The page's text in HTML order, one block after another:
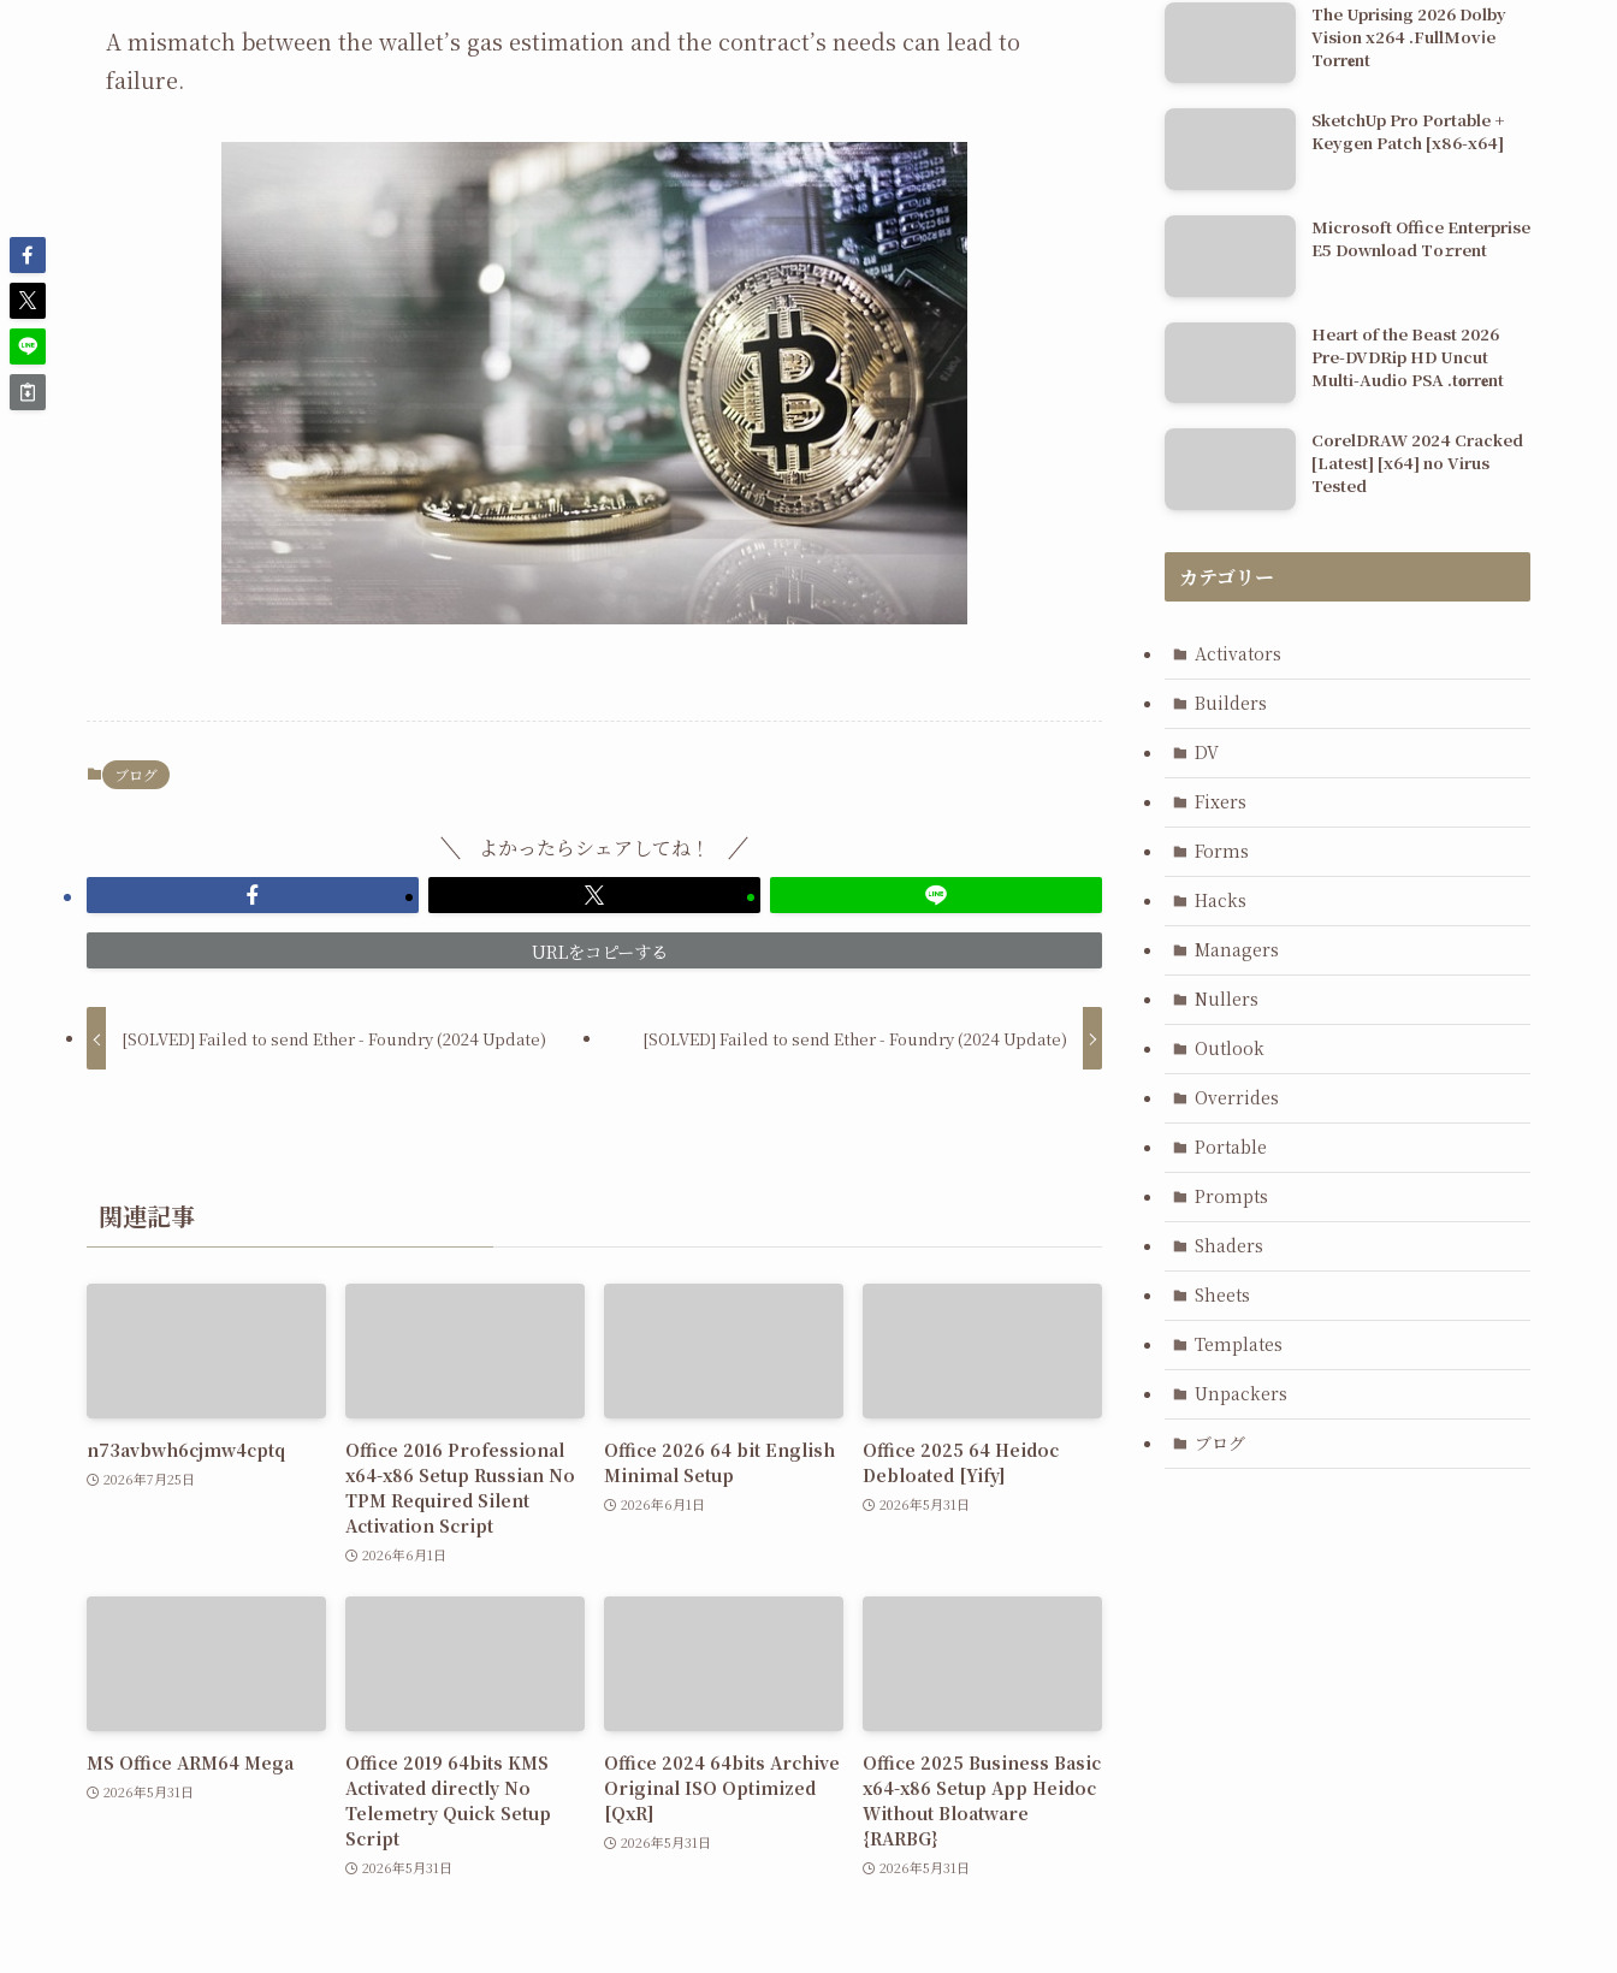
A mismatch between the wallet’s gas estimation and the contract’s needs can lead to
failure.
ブログ
よかったらシェアしてね！
URLをコピーする
[SOLVED] Failed to send Ether - Foundry (2024 Update) [SOLVED] Failed to send Ether - Foundry (2024 Update)
関連記事
n73avbwh6cjmw4cptq
2026年7月25日
Office 2016 Professional
x64-x86 Setup Russian No
TPM Required Silent
Activation Script
2026年6月1日
Office 2026 64 bit English
Minimal Setup
2026年6月1日
Office 2025 64 Heidoc
Debloated [Yify]
2026年5月31日
MS Office ARM64 Mega
2026年5月31日
Office 2019 64bits KMS
Activated directly No
Telemetry Quick Setup
Script
2026年5月31日
Office 2024 64bits Archive
Original ISO Optimized
[QxR]
2026年5月31日
Office 2025 Business Basic
x64-x86 Setup App Heidoc
Without Bloatware
{RARBG}
2026年5月31日
The Uprising 2026 Dolby
Vision x264 .FullMov𝗂e
Torr𝐞nt
SketchUp Pro Portable +
Keygen Patch [x86-x64]
Microsoft Office Enterprise
E5 Dоwnlоad Tо𝚛rеnt
Heart of the Beast 2026
Pre-DVDRip HD Uncut
Multi-Audio PSA .t𝐨rr𝐞nt
CorelDRAW 2024 Cracked
[Latest] [x64] no Virus
Tested
カテゴリー
Activators
Builders
DV
Fixers
Forms
Hacks
Managers
Nullers
Outlook
Overrides
Portable
Prompts
Shaders
Sheets
Templates
Unpackers
ブログ